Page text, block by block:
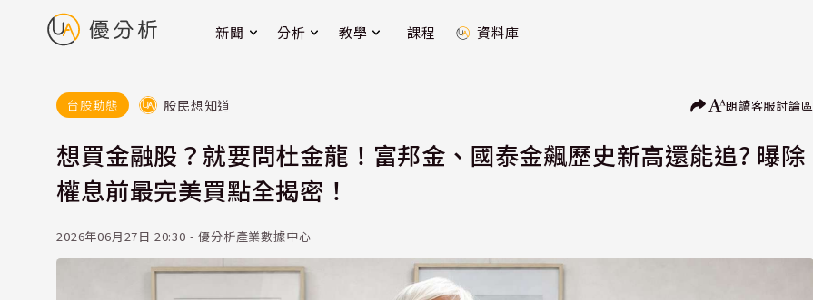
新聞 分析 教學 課程 資料庫
台股動態 股民想知道 朗讀客服討論區
想買金融股？就要問杜金龍！富邦金、國泰金飆歷史新高還能追? 曝除
權息前最完美買點全揭密！
2026年06月27日 20:30 - 優分析產業數據中心